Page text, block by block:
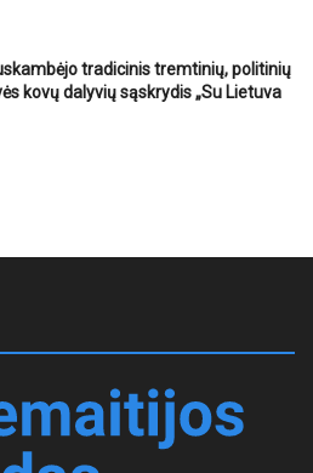
tradicinis tremtinių, politinių
kovų dalyvių sąskrydis „Su Lietuva